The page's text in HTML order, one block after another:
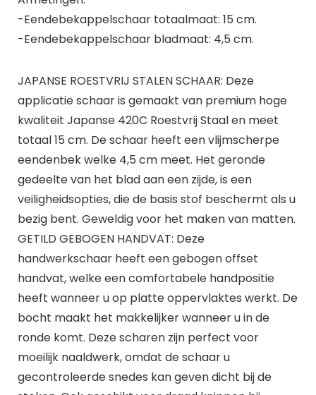
-Eendebekappelschaar totaalmaat: 15 cm.
-Eendebekappelschaar bladmaat: 4,5 cm.
JAPANSE ROESTVRIJ STALEN SCHAAR: Deze
applicatie schaar is gemaakt van premium hoge
kwaliteit Japanse 420C Roestvrij Staal en meet
totaal 15 cm. De schaar heeft een vlijmscherpe
eendenbek welke 4,5 cm meet. Het geronde
gedeelte van het blad aan een zijde, is een
veiligheidsopties, die de basis stof beschermt als u
bezig bent. Geweldig voor het maken van matten.
GETILD GEBOGEN HANDVAT: Deze
handwerkschaar heeft een gebogen offset
handvat, welke een comfortabele handpositie
heeft wanneer u op platte oppervlaktes werkt. De
bocht maakt het makkelijker wanneer u in de
ronde komt. Deze scharen zijn perfect voor
moeilijk naaldwerk, omdat de schaar u
gecontroleerde snedes kan geven dicht bij de